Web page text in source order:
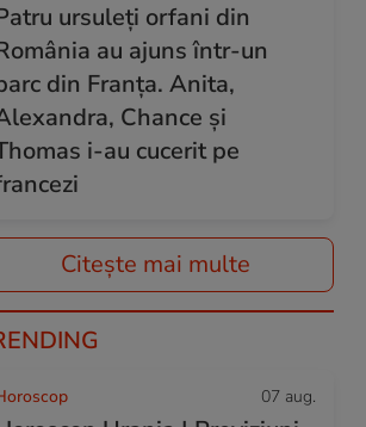
ursuleți orfani din
au ajuns într-un
din Franța. Anita,
Chance și
i-au cucerit pe
Citește mai multe
07 aug.